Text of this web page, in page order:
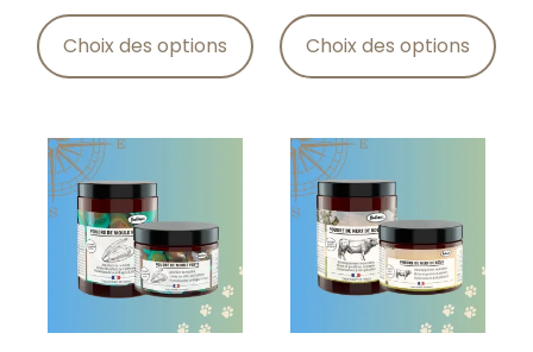
Choix des options Choix des options